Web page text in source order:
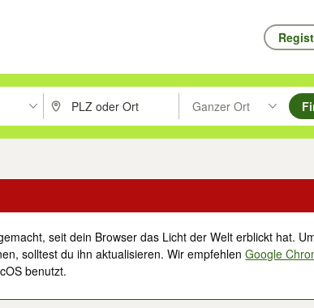
Vorschläge mit den Pfeiltasten nach oben/unten
PLZ oder Ort eingeben. Eingabetaste drücken um
Ganzer Ort
Suche im Umkreis des
seit dein Browser das Licht der Welt erblickt hat.
solltest du ihn aktualisieren. Wir empfehlenGoogle
benutzt.